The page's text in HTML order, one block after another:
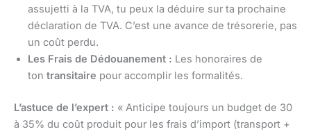
assujetti à la TVA, tu peux la déduire sur ta prochaine
déclaration de TVA. C’est une avance de trésorerie, pas
un coût perdu.
Les Frais de Dédouanement : Les honoraires de
ton transitaire pour accomplir les formalités.
L’astuce de l’expert : « Anticipe toujours un budget de 30
à 35% du coût produit pour les frais d’import (transport +